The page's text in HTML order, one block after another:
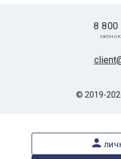
© 2019-
8